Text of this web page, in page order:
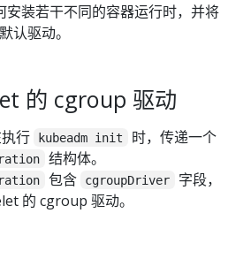
安装若干不同的容器运行时，并将
认驱动。
的 cgroup 驱动
行 kubeadm init 时，传递一个
结构体。
包含 cgroupDriver
字段，
的 cgroup 驱动。